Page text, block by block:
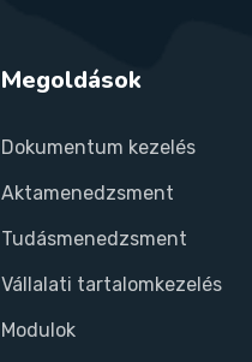
Megoldások
Dokumentum kezelés
Aktamenedzsment
Tudásmenedzsment
Vállalati tartalomkezelés
Modulok